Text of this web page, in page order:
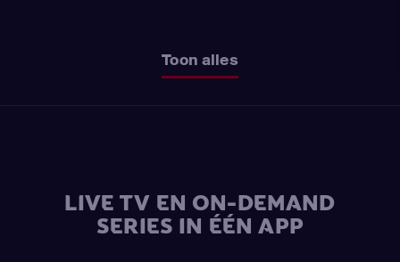
Toon alles
LIVE TV EN ON-DEMAND
SERIES IN ÉÉN APP